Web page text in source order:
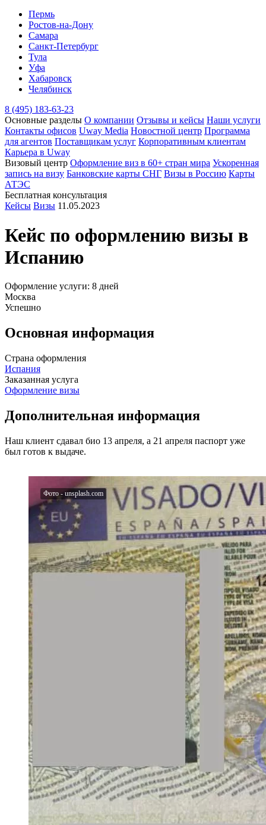
Пермь
Ростов-на-Дону
Самара
Санкт-Петербург
Тула
Уфа
Хабаровск
Челябинск
8 (495) 183-63-23
Основные разделы О компании Отзывы и кейсы Наши услуги
Контакты офисов Uway Media Новостной центр Программа
для агентов Поставщикам услуг Корпоративным клиентам
Карьера в Uway
Визовый центр Оформление виз в 60+ стран мира Ускоренная
запись на визу Банковские карты СНГ Визы в Россию Карты
АТЭС
Бесплатная консультация
Кейсы Визы 11.05.2023
Кейс по оформлению визы в
Испанию
Оформление услуги: 8 дней
Москва
Успешно
Основная информация
Страна оформления
Испания
Заказанная услуга
Оформление визы
Дополнительная информация
Наш клиент сдавал био 13 апреля, а 21 апреля паспорт уже
был готов к выдаче.